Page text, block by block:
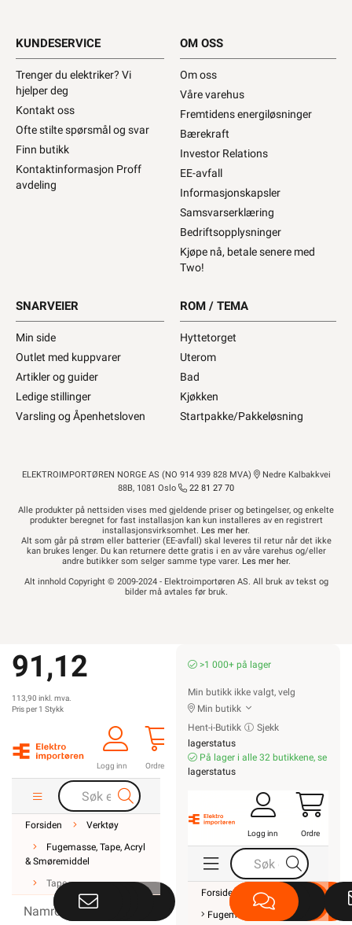
KUNDESERVICE
Trenger du elektriker? Vi
hjelper deg
Kontakt oss
Ofte stilte spørsmål og svar
Finn butikk
Kontaktinformasjon Proff
avdeling
OM OSS
Om oss
Våre varehus
Fremtidens energiløsninger
Bærekraft
Investor Relations
EE-avfall
Informasjonskapsler
Samsvarserklæring
Bedriftsopplysninger
Kjøpe nå, betale senere med
Two!
SNARVEIER
Min side
Outlet med kuppvarer
Artikler og guider
Ledige stillinger
Varsling og Åpenhetsloven
ROM / TEMA
Hyttetorget
Uterom
Bad
Kjøkken
Startpakke/Pakkeløsning
ELEKTROIMPORTØREN NORGE AS (NO 914 939 828 MVA)
Nedre Kalbakkvei
88B, 1081 Oslo
22 81 27 70
Alle produkter på nettsiden vises med gjeldende priser og betingelser, og enkelte
produkter beregnet for fast installasjon kan kun installeres av en registrert
installasjonsvirksomhet. Les mer her.
Alt som går på strøm eller batterier (EE-avfall) skal leveres til retur når det ikke
kan brukes lenger. Du kan returnere dette gratis i en av våre varehus og/eller
andre butikker som selger samme type varer. Les mer her.
Alt innhold Copyright © 2009-2024 - Elektroimportøren AS. All bruk av tekst og
bilder må avtales før bruk.
91,12
113,90 inkl. mva.
Pris per 1 Stykk
Logg inn Ordre
Forsiden
Verktøy
Fugemasse, Tape, Acryl
& Smøremiddel
Tape
Namron Tape •
>1 000+ på lager
Min butikk ikke valgt, velg
Min butikk
Hent-i-Butikk
Sjekk
lagerstatus
På lager i alle 32 butikkene, se
lagerstatus
Logg inn Ordre
Forsiden
Verktøy
Fugemasse, Tape, Acryl &